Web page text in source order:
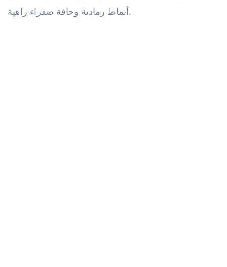
أنماط رمادية وحافة صفراء زاهية.